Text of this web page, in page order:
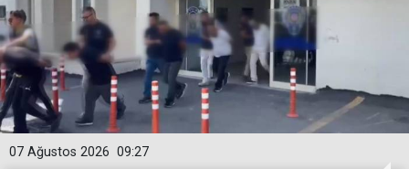
09:27
07 Ağustos 2026